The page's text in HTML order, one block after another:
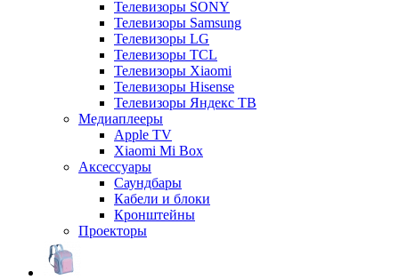
Телевизоры SONY
Телевизоры Samsung
Телевизоры LG
Телевизоры TCL
Телевизоры Xiaomi
Телевизоры Hisense
Телевизоры Яндекс ТВ
Медиаплееры
Apple TV
Xiaomi Mi Box
Аксессуары
Саундбары
Кабели и блоки
Кронштейны
Проекторы